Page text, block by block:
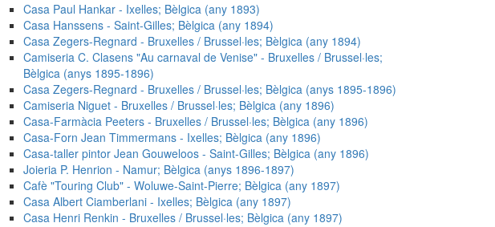
Casa Paul Hankar - Ixelles; Bèlgica (any 1893)
Casa Hanssens - Saint-Gilles; Bèlgica (any 1894)
Casa Zegers-Regnard - Bruxelles / Brussel·les; Bèlgica (any 1894)
Camiseria C. Clasens "Au carnaval de Venise" - Bruxelles / Brussel·les;
Bèlgica (anys 1895-1896)
Casa Zegers-Regnard - Bruxelles / Brussel·les; Bèlgica (anys 1895-1896)
Camiseria Niguet - Bruxelles / Brussel·les; Bèlgica (any 1896)
Casa-Farmàcia Peeters - Bruxelles / Brussel·les; Bèlgica (any 1896)
Casa-Forn Jean Timmermans - Ixelles; Bèlgica (any 1896)
Casa-taller pintor Jean Gouweloos - Saint-Gilles; Bèlgica (any 1896)
Joieria P. Henrion - Namur; Bèlgica (anys 1896-1897)
Cafè "Touring Club" - Woluwe-Saint-Pierre; Bèlgica (any 1897)
Casa Albert Ciamberlani - Ixelles; Bèlgica (any 1897)
Casa Henri Renkin - Bruxelles / Brussel·les; Bèlgica (any 1897)